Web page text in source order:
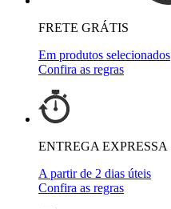
FRETE GRÁTIS
Em produtos selecionados
Confira as regras
ENTREGA EXPRESSA
A partir de 2 dias úteis
Confira as regras